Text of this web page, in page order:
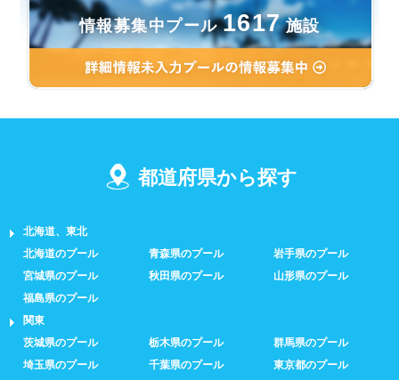
情報募集中プール 1617 施設
都道府県から探す
北海道、東北
北海道のプール
青森県のプール
岩手県のプール
宮城県のプール
秋田県のプール
山形県のプール
福島県のプール
関東
茨城県のプール
栃木県のプール
群馬県のプール
埼玉県のプール
千葉県のプール
東京都のプール